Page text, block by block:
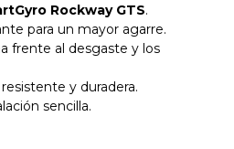
Rockway GTS.
para un mayor agarre.
frente al desgaste y los
y duradera.
sencilla.